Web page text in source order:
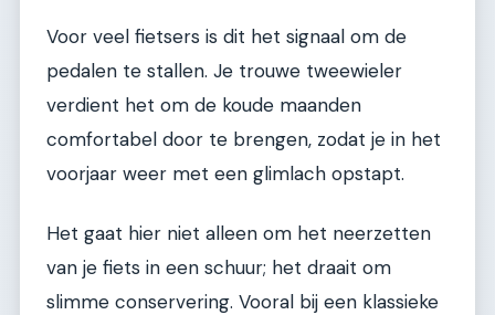
Voor veel fietsers is dit het signaal om de
pedalen te stallen. Je trouwe tweewieler
verdient het om de koude maanden
comfortabel door te brengen, zodat je in het
voorjaar weer met een glimlach opstapt.
Het gaat hier niet alleen om het neerzetten
van je fiets in een schuur; het draait om
slimme conservering. Vooral bij een klassieke